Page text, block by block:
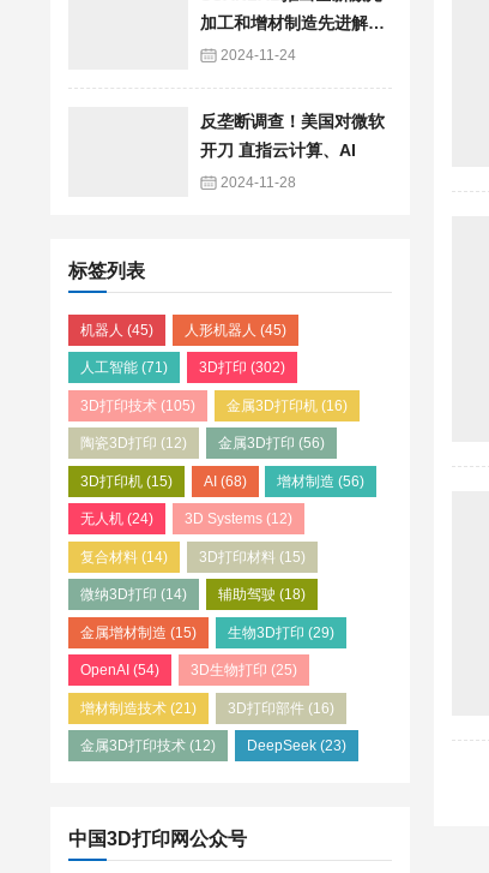
加工和增材制造先进解决
方案，大幅提升激光扫描
2024-11-24
反垄断调查！美国对微软
开刀 直指云计算、AI
2024-11-28
标签列表
机器人 (45) 人形机器人 (45)
人工智能 (71) 3D打印 (302)
3D打印技术 (105) 金属3D打印机(16)
陶瓷3D打印 (12) 金属3D打印 (56)
3D打印机 (15) AI(68) 增材制造 (56)
无人机 (24) 3D Systems(12)
复合材料 (14) 3D打印材料 (15)
微纳3D打印 (14) 辅助驾驶 (18)
金属增材制造 (15) 生物3D打印 (29)
OpenAI (54) 3D生物打印 (25)
增材制造技术 (21) 3D打印部件(16)
金属3D打印技术 (12) DeepSeek(23)
中国3D打印网公众号